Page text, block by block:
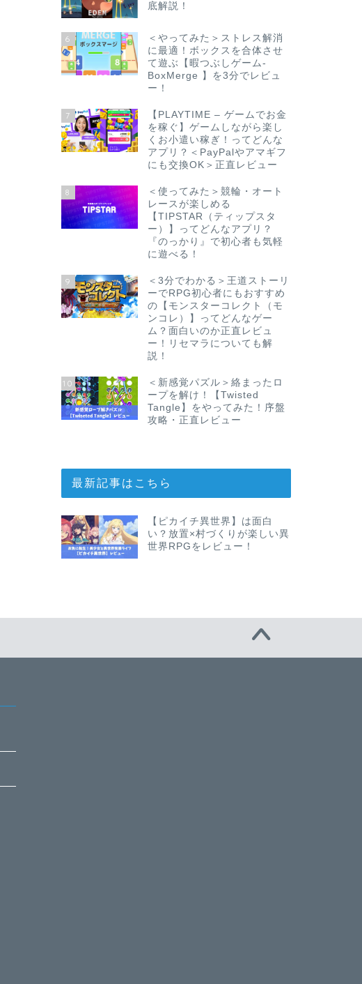
底解説！
6
＜やってみた＞ストレス解消
に最適！ボックスを合体させ
て遊ぶ【暇つぶしゲーム-
BoxMerge 】を3分でレビュ
ー！
7
【PLAYTIME – ゲームでお金
を稼ぐ】ゲームしながら楽し
くお小遣い稼ぎ！ってどんな
アプリ？＜PayPalやアマギフ
にも交換OK＞正直レビュー
8
＜使ってみた＞競輪・オート
レースが楽しめる
【TIPSTAR（ティップスタ
ー）】ってどんなアプリ？
『のっかり』で初心者も気軽
に遊べる！
9
＜3分でわかる＞王道ストーリ
ーでRPG初心者にもおすすめ
の【モンスターコレクト（モ
ンコレ）】ってどんなゲー
ム？面白いのか正直レビュ
ー！リセマラについても解
説！
10
＜新感覚パズル＞絡まったロ
ープを解け！【Twisted
Tangle】をやってみた！序盤
攻略・正直レビュー
最新記事はこちら
【ピカイチ異世界】は面白
い？放置×村づくりが楽しい異
世界RPGをレビュー！